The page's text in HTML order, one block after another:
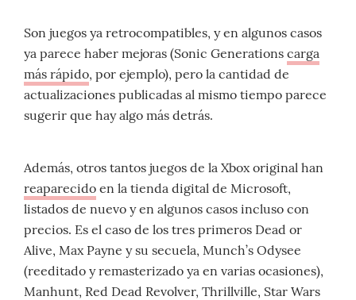
Son juegos ya retrocompatibles, y en algunos casos
ya parece haber mejoras (Sonic Generations carga
más rápido, por ejemplo), pero la cantidad de
actualizaciones publicadas al mismo tiempo parece
sugerir que hay algo más detrás.
Además, otros tantos juegos de la Xbox original han
reaparecido en la tienda digital de Microsoft,
listados de nuevo y en algunos casos incluso con
precios. Es el caso de los tres primeros Dead or
Alive, Max Payne y su secuela, Munch’s Odysee
(reeditado y remasterizado ya en varias ocasiones),
Manhunt, Red Dead Revolver, Thrillville, Star Wars